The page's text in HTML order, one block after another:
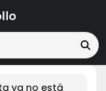
- Bolígrafo punta fina,
ya no está